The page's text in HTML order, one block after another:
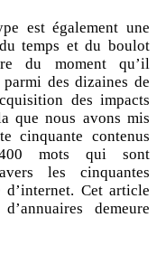
est également une
temps et du boulot
du moment qu’il
des dizaines de
des impacts
que nous avons mis
cinquante contenus
mots qui sont
les cinquantes
Cet article
demeure